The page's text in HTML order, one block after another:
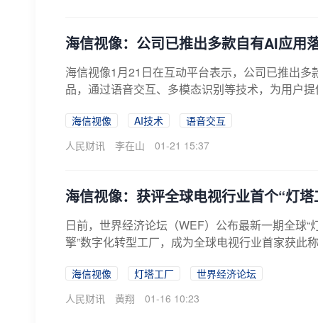
海信视像：公司已推出多款自有AI应用
海信视像1月21日在互动平台表示，公司已推出
品，通过语音交互、多模态识别等技术，为用户
海信视像 AI技术
语音交互
人民财讯
李在山 01-21 15:37
海信视像：获评全球电视行业首个“灯塔
日前，世界经济论坛（WEF）公布最新一期全球“
擎”数字化转型工厂，成为全球电视行业首家获此
海信视像 灯塔工厂
世界经济论坛
人民财讯
黄翔 01-16 10:23